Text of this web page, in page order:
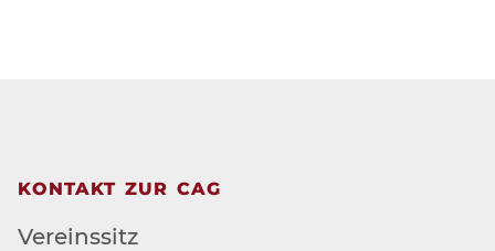
KONTAKT ZUR CAG
Vereinssitz